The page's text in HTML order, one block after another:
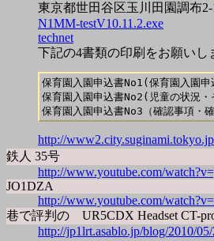
東京都世田谷区玉川田園調布2-
N1MM-testV10.11.2.exe
technet
下記の4書類の印刷をお願いし
保育園入園申込書No1(保育園入園申
保育園入園申込書No2(児童の状況・
http://
鉄人 35号
http://www.youtube.com/
JO1DZA
http://www.youtube.com/
巷で評判の UR5CDX Headset CT-
http://jp1lrt.asablo.jp/blog/2010/